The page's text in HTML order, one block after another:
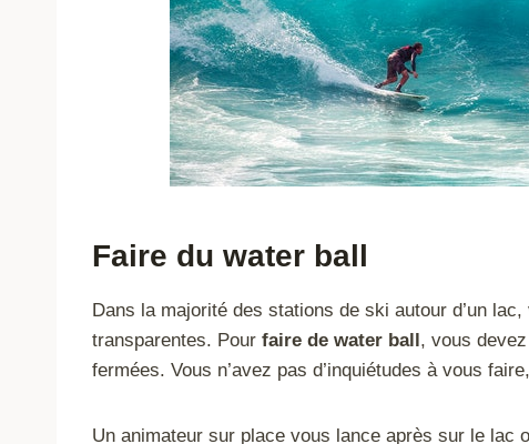
Faire du water ball
Dans la majorité des stations de ski autour d’un
transparentes. Pour faire de water ball , vous
fermées. Vous n’avez pas d’inquiétudes à vous
Un animateur sur place vous lance après sur le lac